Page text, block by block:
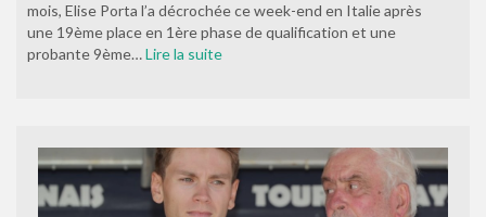
mois, Elise Porta l’a décrochée ce week-end en Italie après
une 19ème place en 1ère phase de qualification et une
probante 9ème…Lire la suite